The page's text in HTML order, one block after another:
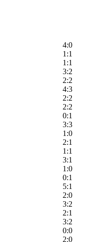
4:0
1:1
1:1
3:2
2:2
4:3
2:2
2:2
0:1
3:3
1:0
2:1
1:1
3:1
1:0
0:1
5:1
2:0
3:2
2:1
3:2
0:0
2:0